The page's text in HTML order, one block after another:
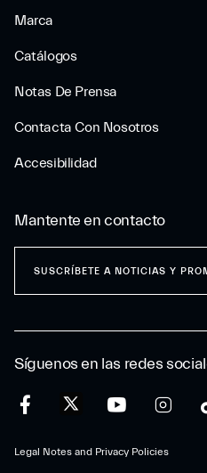
Marca
Catálogos
Notas De Prensa
Contacta Con Nosotros
Accesibilidad
Síguenos en las redes
Legal Notes and Privacy Policies
Mantente en contacto
SUSCRÍBETE A NOTICIAS Y